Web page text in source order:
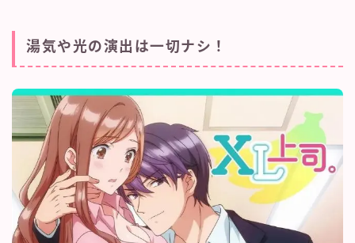
湯気や光の演出は一切ナシ！